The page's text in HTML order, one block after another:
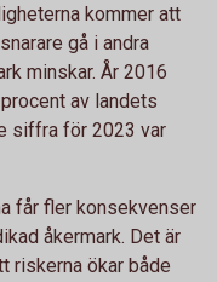
kommer att
gå i andra
minskar. År 2016
av landets
siffra för 2023 var
får fler konsekvenser
åkermark. Det är
riskerna ökar både